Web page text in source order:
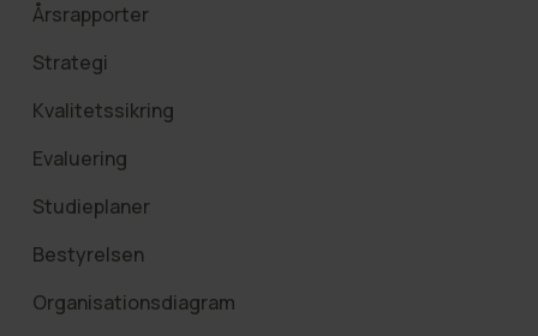
Årsrapporter
Strategi
Kvalitetssikring
Evaluering
Studieplaner
Bestyrelsen
Organisationsdiagram